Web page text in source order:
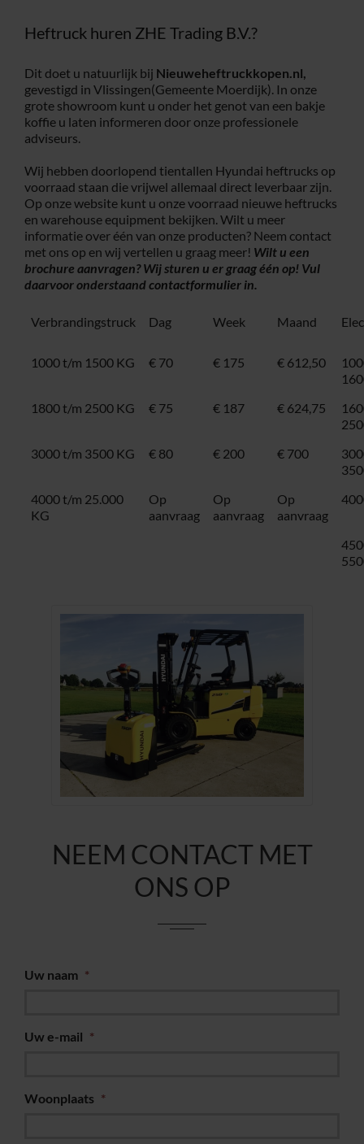
Heftruck huren ZHE Trading B.V.?
Dit doet u natuurlijk bij Nieuweheftruckkopen.nl,
gevestigd in Vlissingen(Gemeente Moerdijk). In onze
grote showroom kunt u onder het genot van een bakje
koffie u laten informeren door onze professionele
adviseurs.
Wij hebben doorlopend tientallen Hyundai heftrucks op
voorraad staan die vrijwel allemaal direct leverbaar zijn.
Op onze website kunt u onze voorraad nieuwe heftrucks
en warehouse equipment bekijken. Wilt u meer
informatie over één van onze producten? Neem contact
met ons op en wij vertellen u graag meer! Wilt u een
brochure aanvragen? Wij sturen u er graag één op! Vul
daarvoor onderstaandcontactformulierin.
Verbrandingstruck Dag Week Maand
1000 t/m 1500 KG € 70 € 175 € 612,50
1800 t/m 2500 KG
€ 75 € 187 € 624,75
3000 t/m 3500 KG
€ 80 € 200 € 700
4000 t/m 25.000
KG
Op
aanvraag
Op
aanvraag
Op
aanvraag
NEEM CONTACT MET
ONS OP
Uw naam *
Uw e-mail *
Woonplaats *